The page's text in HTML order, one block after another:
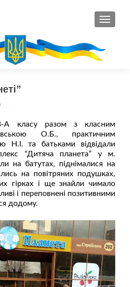
А класу разом з класним
О.Б., практичним
Н.І. та батьками відвідали
“Дитяча планета” у м.
на батутах, піднімалися на
на повітряних подушках,
гірках і ще знайли чимало
і переповнені позитивними
додому.